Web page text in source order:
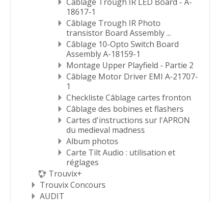
18617-1
Câblage Trough IR Photo
transistor Board Assembly ...
Câblage 10-Opto Switch Board
Assembly A-18159-1
Montage Upper Playfield - Partie 2
Câblage Motor Driver EMI A-21707-
1
Checkliste Câblage cartes fronton
Câblage des bobines et flashers
Cartes d'instructions sur l'APRON
du medieval madness
Album photos
Carte Tilt Audio : utilisation et
réglages
Trouvix+
Trouvix Concours
AUDIT